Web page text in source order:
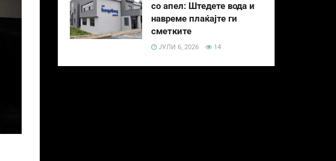
со апел: Штедете вода и
навреме плаќајте ги
сметките
ЈУЛИ 6, 2026 14